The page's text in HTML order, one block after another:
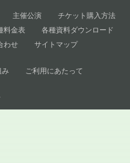
主催公演
チケット購入方法
料金表
各種資料ダウンロード
わせ サイトマップ
み ご利用にあたって